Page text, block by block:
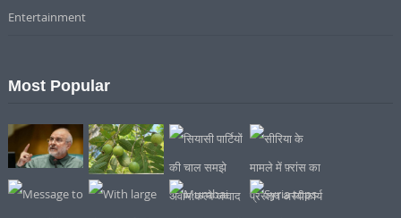
Entertainment
Most Popular